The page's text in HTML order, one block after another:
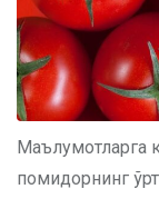
Маълумотларга
помидорнинг